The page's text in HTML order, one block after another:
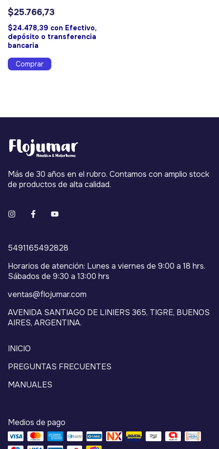
$25.766,73
$24.478,39 con Efectivo,
depósito o transferencia
bancaria
Más de 30 años en el rubro. Contamos con amplio stock
de productos de alta calidad.
5491165492828
Horarios de atención: Lunes a viernes de 9:00 a 18 hrs.
Sábados de 9:30 a 13:00 hrs
ventas@flojumar.com
AVENIDA SANTIAGO DE LINIERS 365, TIGRE, BUENOS
AIRES, ARGENTINA.
INICIO
PREGUNTAS FRECUENTES
MANUALES
Medios de pago